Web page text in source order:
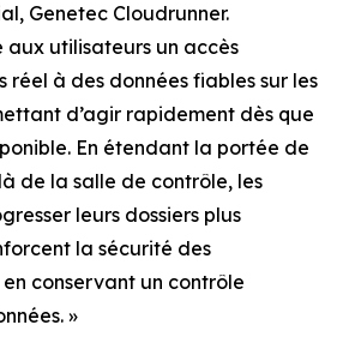
Genetec Cloudrunner.
aux utilisateurs un accès
réel à des données fiables sur les
d’agir rapidement dès que
En étendant la portée de
de la salle de contrôle, les
leurs dossiers plus
la sécurité des
conservant un contrôle
»